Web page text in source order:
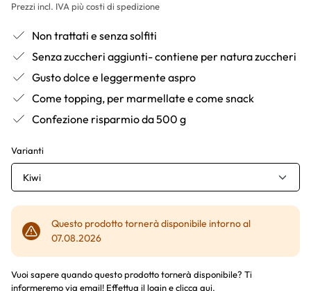
Prezzi incl. IVA più costi di spedizione
Non trattati e senza solfiti
Senza zuccheri aggiunti- contiene per natura zuccheri
Gusto dolce e leggermente aspro
Come topping, per marmellate e come snack
Confezione risparmio da 500 g
Varianti
Kiwi
Questo prodotto tornerà disponibile intorno al
07.08.2026
Vuoi sapere quando questo prodotto tornerà disponibile? Ti
informeremo via email! Effettua il login e clicca qui.